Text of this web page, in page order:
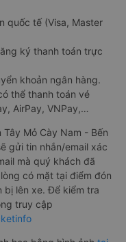
quốc tế (Visa, Master
ký thanh toán trực
khoản ngân hàng.
thể thanh toán vé
AirPay, VNPay,…
Mỏ Cày Nam - Bến
gửi tin nhắn/email xác
mà quý khách đã
có mặt tại điểm đón
bị lên xe. Để kiểm tra
truy cập